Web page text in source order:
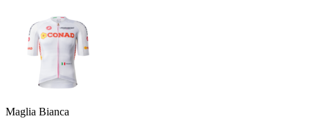
Maglia Bianca